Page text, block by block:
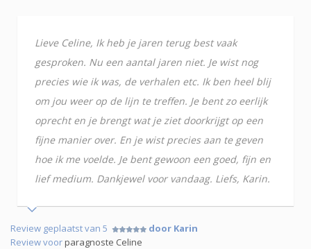
Lieve Celine, Ik heb je jaren terug best vaak
gesproken. Nu een aantal jaren niet. Je wist nog
precies wie ik was, de verhalen etc. Ik ben heel blij
om jou weer op de lijn te treffen. Je bent zo eerlijk
oprecht en je brengt wat je ziet doorkrijgt op een
fijne manier over. En je wist precies aan te geven
hoe ik me voelde. Je bent gewoon een goed, fijn en
lief medium. Dankjewel voor vandaag. Liefs, Karin.
Review geplaatst van 5
door Karin
Review voorparagnoste Celine